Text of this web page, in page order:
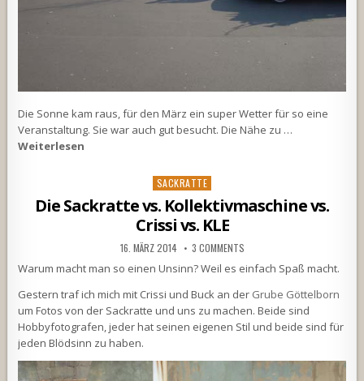
Die Sonne kam raus, für den März ein super Wetter für so eine
Veranstaltung. Sie war auch gut besucht. Die Nähe zu …
Weiterlesen
Posted
SACKRATTE
Die Sackratte vs. Kollektivmaschine vs.
Crissi vs. KLE
16. MÄRZ 2014 3 COMMENTS
Warum macht man so einen Unsinn? Weil es einfach Spaß macht.
Gestern traf ich mich mit Crissi und Buck an der Grube Göttelborn
um Fotos von der Sackratte und uns zu machen. Beide sind
Hobbyfotografen, jeder hat seinen eigenen Stil und beide sind für
jeden Blödsinn zu haben.